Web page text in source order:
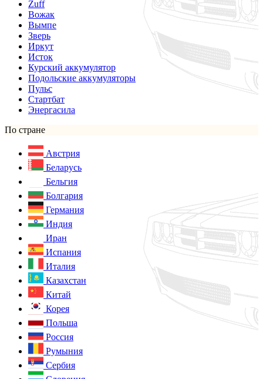
Zuff
Вожак
Вымпе
Зверь
Иркут
Исток
Курский аккумулятор
Подольские аккумуляторы
Пульс
Стартбат
Энергасила
По стране
Австрия
Беларусь
Бельгия
Болгария
Германия
Индия
Иран
Испания
Италия
Казахстан
Китай
Корея
Польша
Россия
Румыния
Сербия